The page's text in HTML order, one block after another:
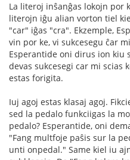
La literoj inŝanĝas lokojn por
literojn iĝu alian vorton tiel
"car" iĝas "cra". Ekzemple,
vin por ke, vi sukcesegu ĉar
Esperantide oni dirus ion kiu
devas sukcesegi car mi scias
estas forigita.
Iuj agoj estas klasaj agoj.
sed la pedalo funkciigas la
pedalo? Esperantide, oni
"Fang multfoje paŝis sur la
unti onpedal." Same kiel iu